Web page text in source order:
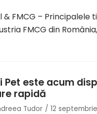
& FMCG –
FMCG din
Pet este acum
rapidă
Tudor 12